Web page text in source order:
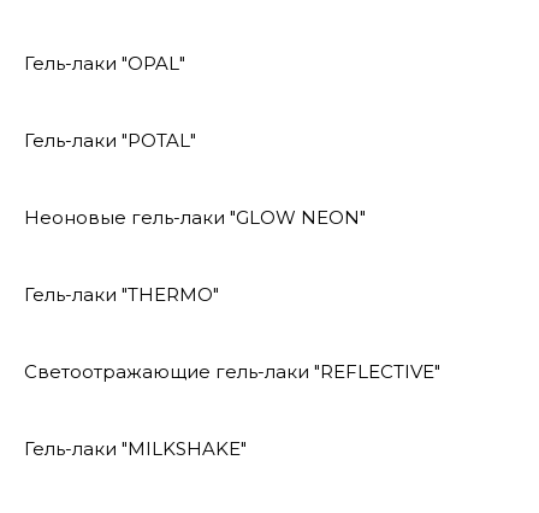
Гель-лаки "OPAL"
Гель-лаки "POTAL"
Неоновые гель-лаки "GLOW NEON"
Гель-лаки "THERMO"
Светоотражающие гель-лаки "REFLECTIVE"
Гель-лаки "MILKSHAKE"